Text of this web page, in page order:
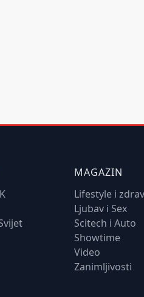
MAGAZIN
Lifestyle i
Ljubav i Sex
Scitech i Auto
Showtime
Video
Zanimljivosti